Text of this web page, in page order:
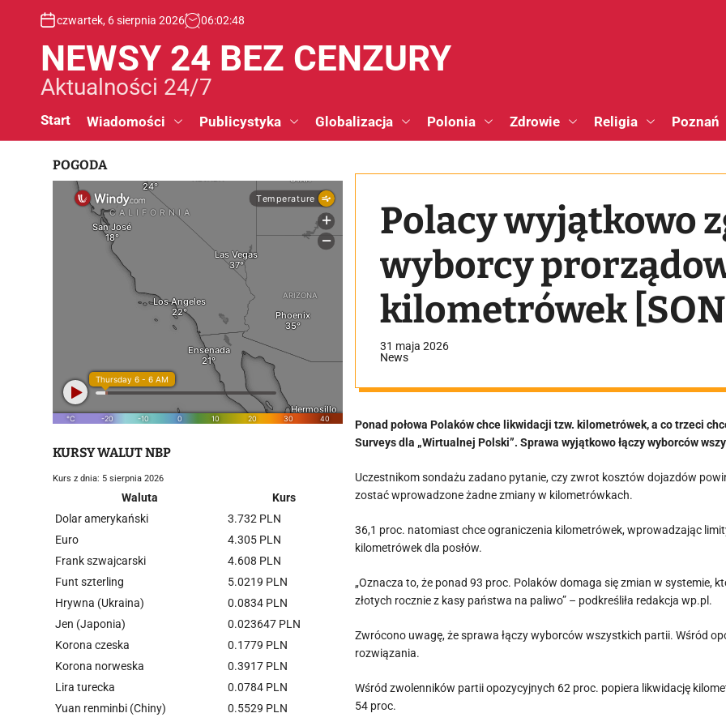
czwartek, 6 sierpnia 2026 06:02:49
NEWSY 24 BEZ CENZURY
Aktualności 24/7
Start Wiadomości Publicystyka Globalizacja Polonia Zdrowie Religia Poznań
Polacy wyjątkowo
wyborcy
kilometrówek
31 maja 2026
News
Ponad połowa Polaków chce likwidacji tzw. kilometrówek, a co trzeci
Surveys dla „Wirtualnej Polski”. Sprawa wyjątkowo łączy wyborców
Uczestnikom sondażu zadano pytanie, czy zwrot kosztów dojazdów
zostać wprowadzone żadne zmiany w kilometrówkach.
36,1 proc. natomiast chce ograniczenia kilometrówek, wprowadzając
kilometrówek dla posłów.
„Oznacza to, że ponad 93 proc. Polaków domaga się zmian w systemie,
złotych rocznie z kasy państwa na paliwo” – podkreśliła redakcja wp.pl.
Zwrócono uwagę, że sprawa łączy wyborców wszystkich partii. Wśród
rozwiązania.
Wśród zwolenników partii opozycyjnych 62 proc. popiera likwidację
54 proc.
POGODA
KURSY WALUT NBP
Kurs z dnia: 5 sierpnia 2026
Waluta
Kurs
Dolar amerykański
3.732 PLN
Euro
4.305 PLN
Frank szwajcarski
4.608 PLN
Funt szterling
5.0219 PLN
Hrywna (Ukraina)
0.0834 PLN
Jen (Japonia)
0.023647 PLN
Korona czeska
0.1779 PLN
Korona norweska
0.3917 PLN
Lira turecka
0.0784 PLN
Yuan renminbi (Chiny)
0.5529 PLN